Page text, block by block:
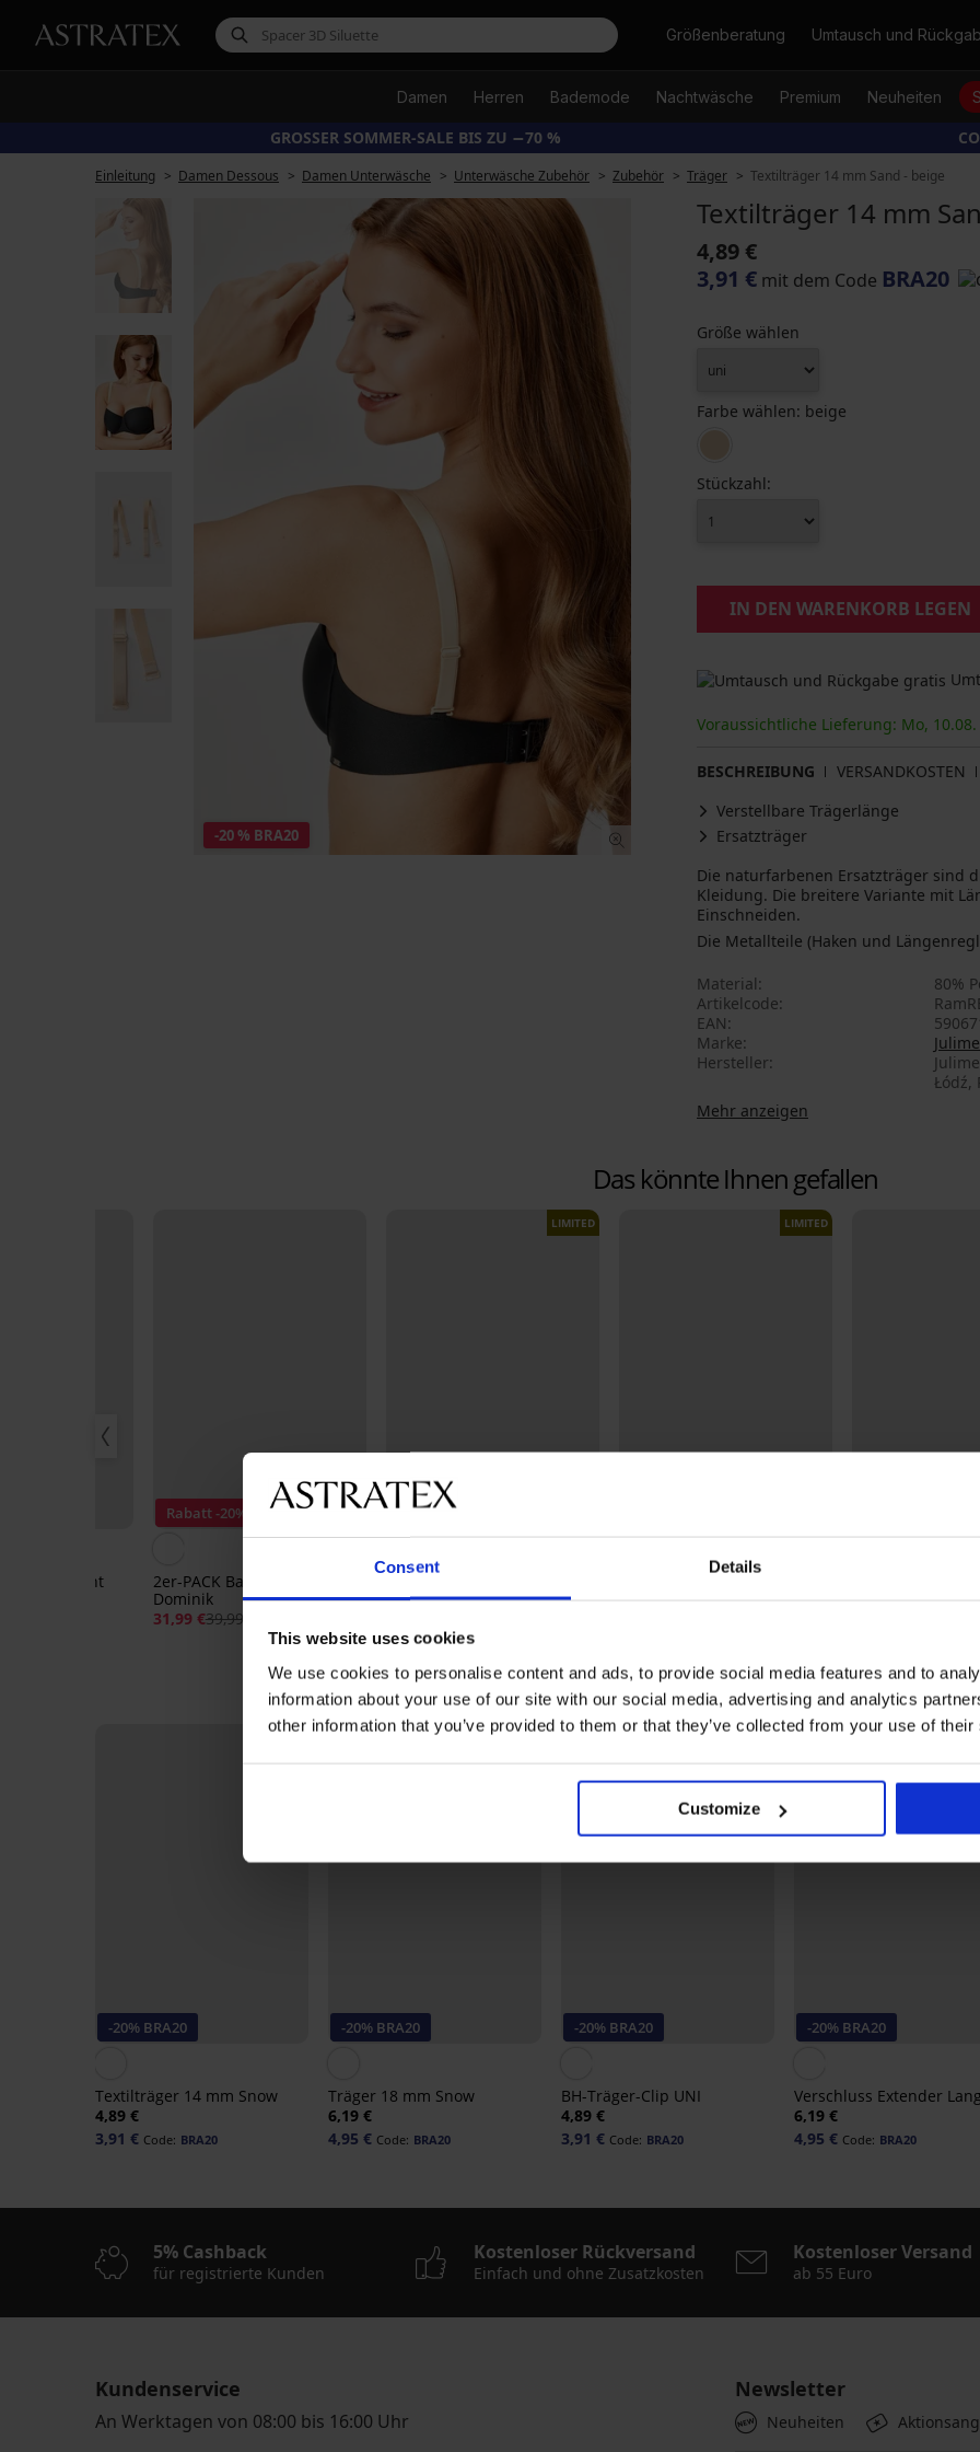
Consent Details
This website uses cookies
We use cookies to personalise content and ads, to provide social media features and to
information about your use of our site with our social media, advertising and analytics
other information that you’ve provided to them or that they’ve collected from your use of
Customize
SucheGrößenberatung Umtausch und
Damen Herren Bademode Nachtwäsche Premium Neuheiten
GROSSER SOMMER-SALE BIS ZU −70 %
Einleitung Damen Dessous Damen Unterwäsche Unterwäsche Zubehör Zubehör Träger Textilträger 14 mm Sand - beige
-20 % BRA20
Textilträger 14 mm
4,89 €
3,91 € mit dem Code BRA20
Größe wählen
Farbe wählen: beige
Stückzahl:
IN DEN WARENKORB LEGEN
Voraussichtliche Lieferung: Mo, 10.08.
BESCHREIBUNG VERSANDKOSTEN
Verstellbare Trägerlänge
Ersatzträger
Die naturfarbenen Ersatzträger sind
Kleidung. Die breitere Variante mit
Einschneiden.
Die Metallteile (Haken und
Material
80%
Artikelcode
EAN
Marke
Hersteller
Łódź,
Mehr anzeigen
Das könnte Ihnen gefallen
14 mm Night
Rabatt -20%
2er-PACK Bambus-Slips
Dominik
31,99 €39,99 €
PREMIUM
Rabatt -30%
LIMITED
Cotton Stretch I
LIMITED
lang
Rabatt -30%
wattiert Plunge
Entdecken Sie ähnliche Stücke
-20% BRA20
Textilträger 14 mm Snow
4,89 €
3,91 € Code: BRA20
-20% BRA20
Träger 18 mm Snow
6,19 €
4,95 € Code: BRA20
-20% BRA20
BH-Träger-Clip UNI
4,89 €
3,91 € Code: BRA20
-20% BRA20
Verschluss Extender Lang
6,19 €
4,95 € Code: BRA20
-20 % BRA20
-20 % BRA20
-20 % BRA20
-20 % BRA20
-20 % BRA20
-20 % BRA20
-20 % BRA20
-20 % BRA20
5% Cashback
für registrierte Kunden
Kostenloser Rückversand
Einfach und ohne Zusatzkosten
Kostenloser Versand
ab 55 Euro
Kundenservice
An Werktagen von 08:00 bis 16:00 Uhr
Newsletter
Neuheiten